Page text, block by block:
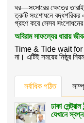
ঘর—সংসারের ক্ষেত্রে
ত্রুটি সংশোধনে বদ্ধপরিকর
গ্রহণ করে সেসব সংশোধনের
অবিরাম সাফল্যের ধারায়
Time & Tide wait for
না। এটিই সময়ের নিষ্ঠুর
সর্বাধিক পঠিত
ঢাকা
যেখানে